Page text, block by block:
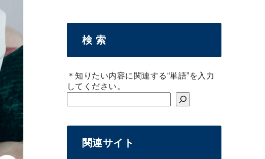
検 索
＊知りたい内容に関連する“単語”を入力
してください。
関連サイト